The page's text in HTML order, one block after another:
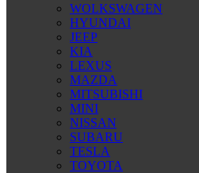
WOLKSWAGEN
HYUNDAI
JEEP
KIA
LEXUS
MAZDA
MITSUBISHI
MINI
NISSAN
SUBARU
TESLA
TOYOTA